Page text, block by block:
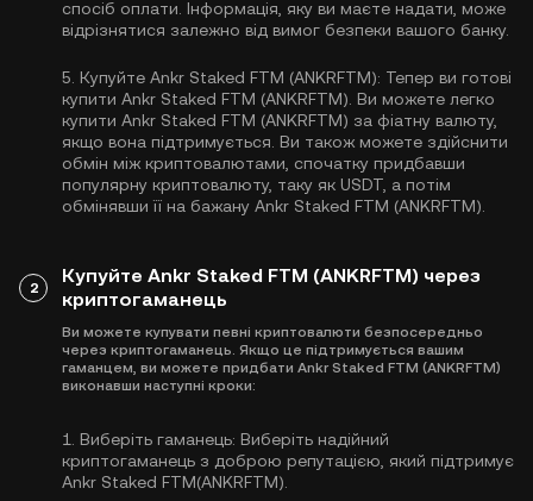
спосіб оплати. Інформація, яку ви маєте надати, може
відрізнятися залежно від вимог безпеки вашого банку.
5. Купуйте Ankr Staked FTM (ANKRFTM): Тепер ви готові
купити Ankr Staked FTM (ANKRFTM). Ви можете легко
купити Ankr Staked FTM (ANKRFTM) за фіатну валюту,
якщо вона підтримується. Ви також можете здійснити
обмін між криптовалютами, спочатку придбавши
популярну криптовалюту, таку як USDT , а потім
обмінявши її на бажану Ankr Staked FTM (ANKRFTM).
2
Купуйте Ankr Staked FTM (ANKRFTM) через
криптогаманець
Ви можете купувати певні криптовалюти безпосередньо
через криптогаманець. Якщо це підтримується вашим
гаманцем, ви можете придбати Ankr Staked FTM (ANKRFTM)
виконавши наступні кроки:
1. Виберіть гаманець: Виберіть надійний
криптогаманець з доброю репутацією, який підтримує
Ankr Staked FTM(ANKRFTM).